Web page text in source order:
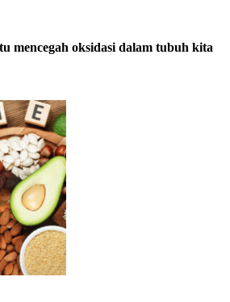
mencegah oksidasi dalam tubuh kita